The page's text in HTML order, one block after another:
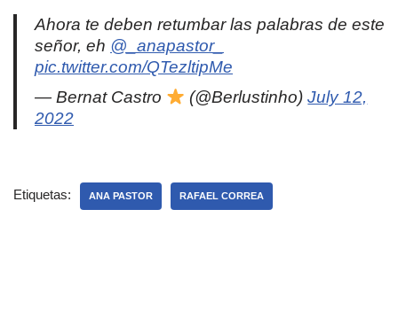
Ahora te deben retumbar las palabras de este
señor, eh @_anapastor_
pic.twitter.com/QTezltipMe
— Bernat Castro
(@Berlustinho)July 12,
2022
Etiquetas: ANA PASTOR RAFAEL CORREA